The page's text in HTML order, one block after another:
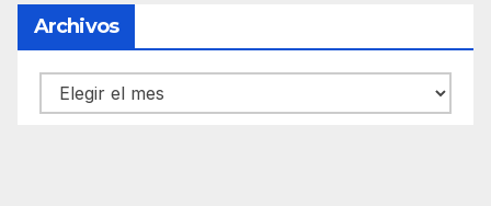
Archivos
Archivos